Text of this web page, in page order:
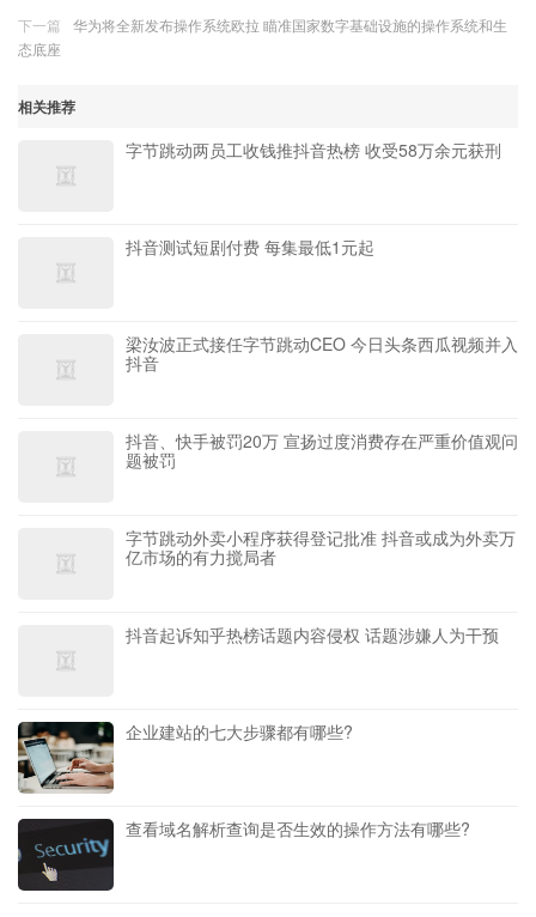
下一篇
华为将全新发布操作系统欧拉 瞄准国家数字基础设施的操作系统和生
态底座
相关推荐
字节跳动两员工收钱推抖音热榜 收受58万余元获刑
抖音测试短剧付费 每集最低1元起
梁汝波正式接任字节跳动CEO 今日头条西瓜视频并入
抖音
抖音、快手被罚20万 宣扬过度消费存在严重价值观问
题被罚
字节跳动外卖小程序获得登记批准 抖音或成为外卖万
亿市场的有力搅局者
抖音起诉知乎热榜话题内容侵权 话题涉嫌人为干预
企业建站的七大步骤都有哪些?
查看域名解析查询是否生效的操作方法有哪些?